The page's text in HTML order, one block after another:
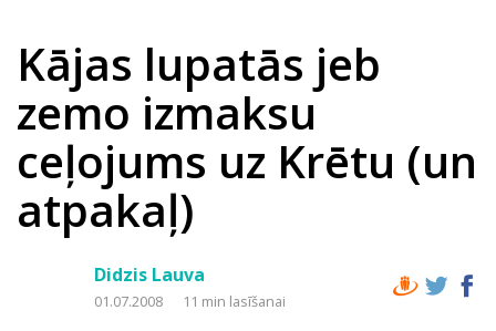
Kājas lupatās jeb
zemo izmaksu
ceļojums uz Krētu (un
atpakaļ)
Didzis Lauva
01.07.2008 11 min lasīšanai